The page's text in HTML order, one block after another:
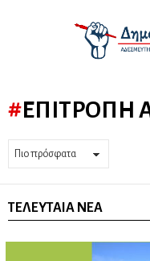
ΕΠΙΤΡΟΠΉ
ΤΕΛΕΥΤΑΊΑ ΝΈΑ